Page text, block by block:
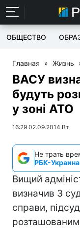
ОБЩЕСТВО
Главная » Жизнь
ВАСУ
будуть
у зоні АТО
16:29 02.09.2014 Вт
Не трать
РБК-
Вищий
визначив 3
справи,
розташованим